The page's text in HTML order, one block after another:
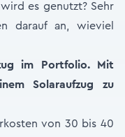
es genutzt? Sehr
darauf an, wieviel
im Portfolio. Mit
Solaraufzug zu
von 30 bis 40